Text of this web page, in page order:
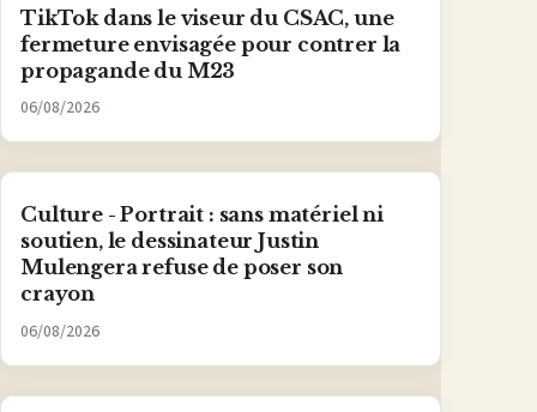
TikTok dans le viseur du CSAC, une
fermeture envisagée pour contrer la
propagande du M23
06/08/2026
Culture - Portrait : sans matériel ni
soutien, le dessinateur Justin
Mulengera refuse de poser son
crayon
06/08/2026